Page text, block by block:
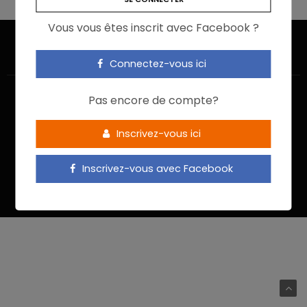
Vous vous êtes inscrit avec Facebook ?
Connectez-vous ici
Pas encore de compte?
Inscrivez-vous ici
Inscrivez-vous avec Facebook
ACCUEIL JE M’INSCRIS
NOUS CONTACTER
MENTIONS LÉGALES
POLITIQUE DE CONFIDENTIALITÉ
Food In Action © 2022